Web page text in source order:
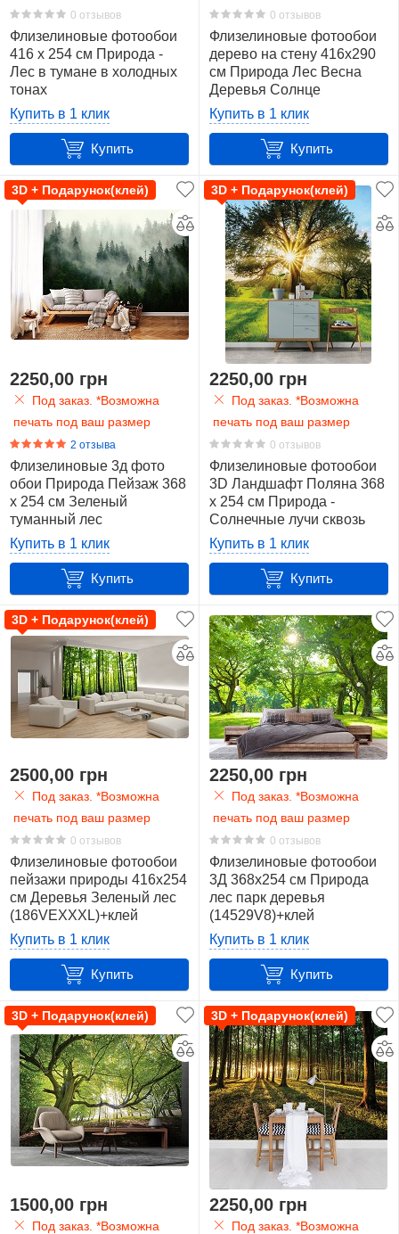
0 отзывов
Флизелиновые фотообои
416 x 254 см Природа -
Лес в тумане в холодных
тонах
(13757VEXXXL)+клей
Купить в 1 клик
Купить
0 отзывов
Флизелиновые фотообои
дерево на стену 416x290
см Природа Лес Весна
Деревья Солнце
(14185VEXXXXL)+клей
Купить в 1 клик
Купить
3D + Подарунок(клей)
2250,00 грн
Под заказ. *Возможна
печать под ваш размер
2 отзыва
Флизелиновые 3д фото
обои Природа Пейзаж 368
x 254 см Зеленый
туманный лес
(13026V8)+клей
Купить в 1 клик
Купить
3D + Подарунок(клей)
2250,00 грн
Под заказ. *Возможна
печать под ваш размер
0 отзывов
Флизелиновые фотообои
3D Ландшафт Поляна 368
x 254 см Природа -
Солнечные лучи сквозь
крону дерева
(13015V8)+клей
Купить в 1 клик
Купить
3D + Подарунок(клей)
2500,00 грн
Под заказ. *Возможна
печать под ваш размер
0 отзывов
Флизелиновые фотообои
пейзажи природы 416х254
см Деревья Зеленый лес
(186VEXXXL)+клей
Купить в 1 клик
Купить
2250,00 грн
Под заказ. *Возможна
печать под ваш размер
0 отзывов
Флизелиновые фотообои
3Д 368x254 см Природа
лес парк деревья
(14529V8)+клей
Купить в 1 клик
Купить
3D + Подарунок(клей)
1500,00 грн
Под заказ. *Возможна
3D + Подарунок(клей)
2250,00 грн
Под заказ. *Возможна